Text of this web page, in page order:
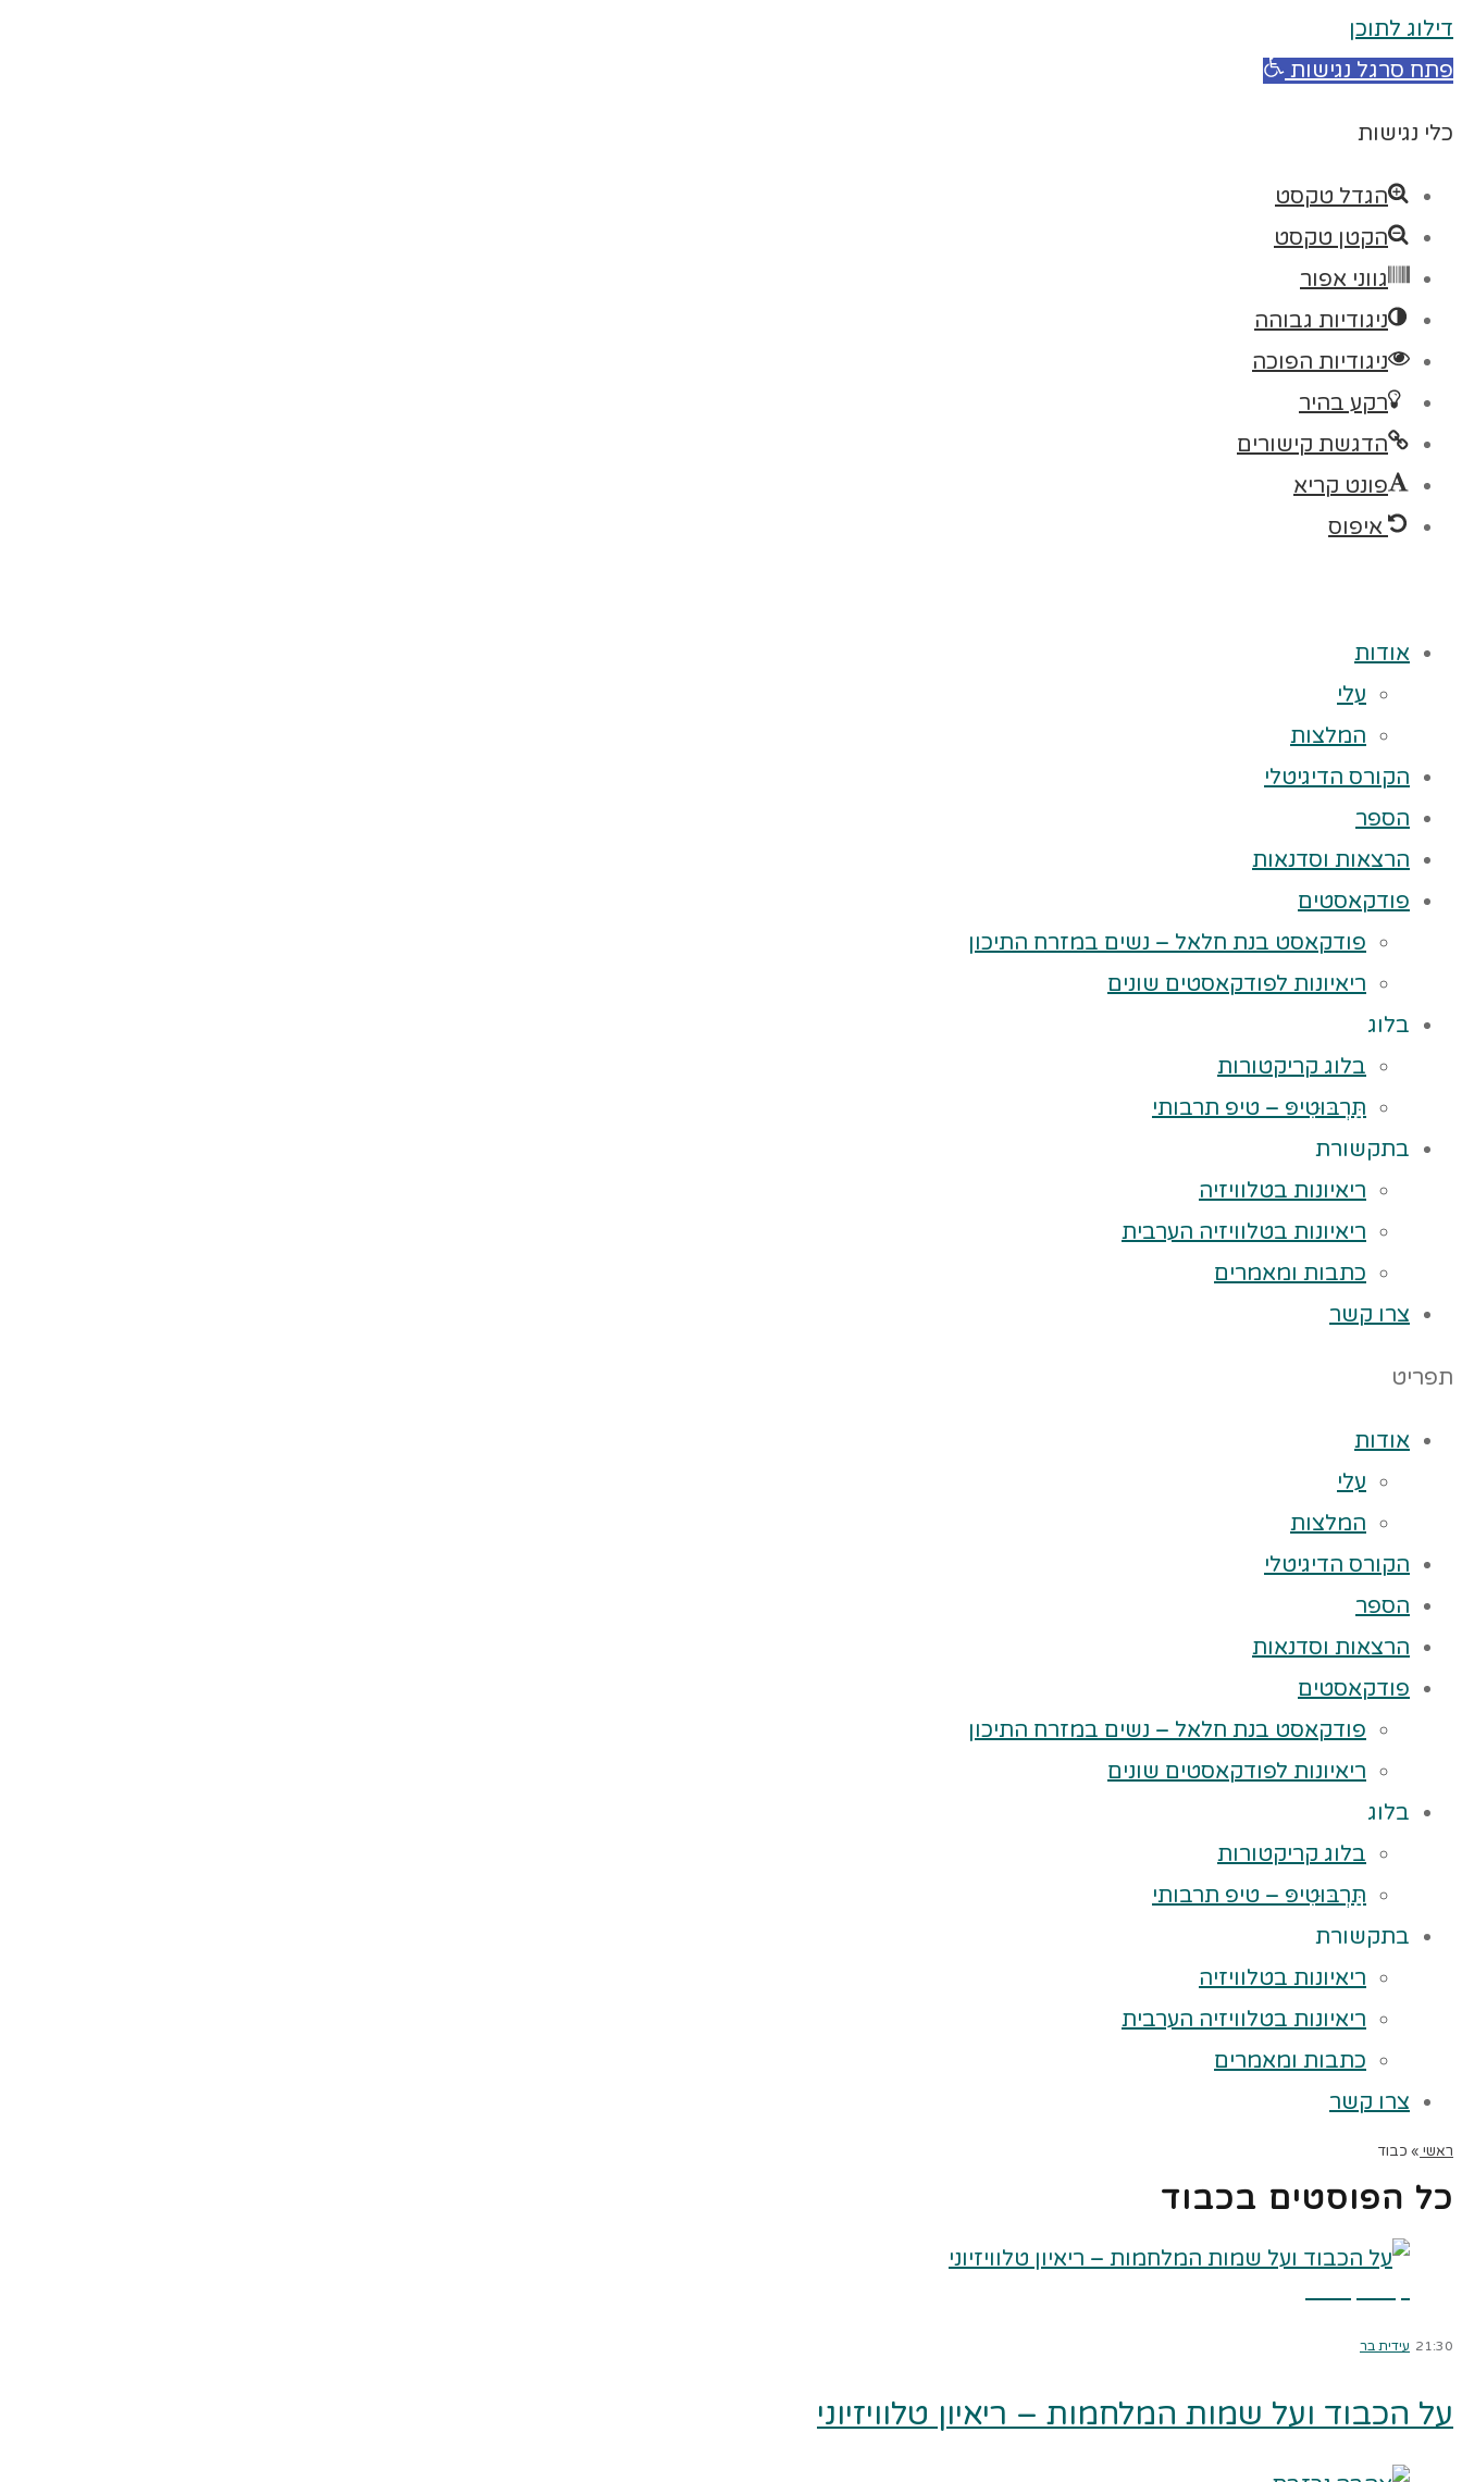
דילוג לתוכן
פתח סרגל נגישות
כלי נגישות
הגדל טקסט
הקטן טקסט
גווני אפור
ניגודיות גבוהה
ניגודיות הפוכה
רקע בהיר
הדגשת קישורים
פונט קריא
איפוס
אודות
עלי
המלצות
הקורס הדיגיטלי
הספר
הרצאות וסדנאות
פודקאסטים
פודקאסט בנת חלאל – נשים במזרח התיכון
ריאיונות לפודקאסטים שונים
בלוג
בלוג קריקטורות
תַּרְבּוּטִיפּ – טיפ תרבותי
בתקשורת
ריאיונות בטלוויזיה
ריאיונות בטלוויזיה הערבית
כתבות ומאמרים
צרו קשר
תפריט
אודות
עלי
המלצות
הקורס הדיגיטלי
הספר
הרצאות וסדנאות
פודקאסטים
פודקאסט בנת חלאל – נשים במזרח התיכון
ריאיונות לפודקאסטים שונים
בלוג
בלוג קריקטורות
תַּרְבּוּטִיפּ – טיפ תרבותי
בתקשורת
ריאיונות בטלוויזיה
ריאיונות בטלוויזיה הערבית
כתבות ומאמרים
צרו קשר
ראשי » כבוד
כל הפוסטים בכבוד
21:30 עידית בר
על הכבוד ועל שמות המלחמות – ריאיון טלוויזיוני